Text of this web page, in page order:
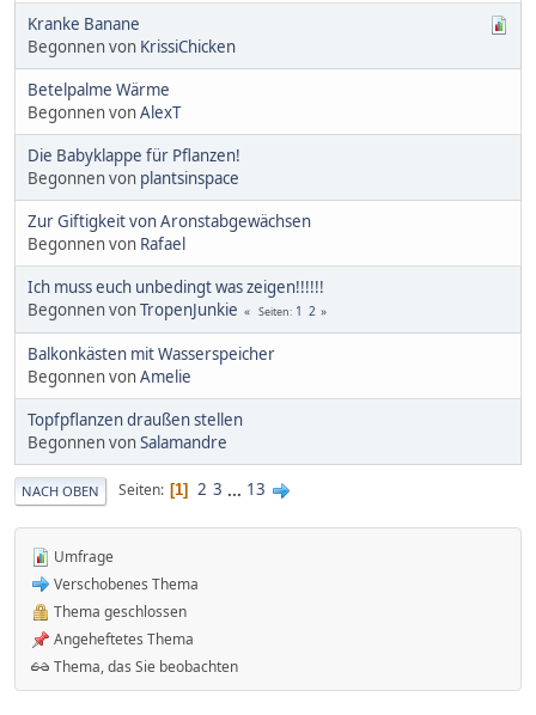
Kranke Banane
Begonnen von KrissiChicken
Betelpalme Wärme
Begonnen vonAlexT
Die Babyklappe für Pflanzen!
Begonnen von plantsinspace
Zur Giftigkeit von Aronstabgewächsen
Begonnen von Rafael
Ich muss euch unbedingt was zeigen!!!!!!
Begonnen vonTropenJunkie Seiten 1 2
Balkonkästen mit Wasserspeicher
Begonnen vonAmelie
Topfpflanzen draußen stellen
Begonnen vonSalamandre
NACH OBEN Seiten 1 2 3 ... 13
Umfrage
Verschobenes Thema
Thema geschlossen
Angeheftetes Thema
Thema, das Sie beobachten